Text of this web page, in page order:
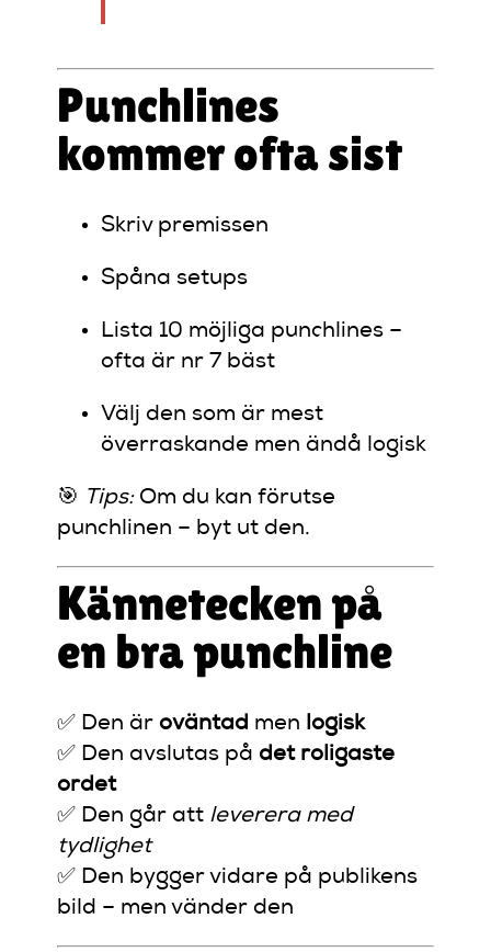
Punchlines
kommer ofta sist
Skriv premissen
Spåna setups
Lista 10 möjliga punchlines –
ofta är nr 7 bäst
Välj den som är mest
överraskande men ändå logisk
🎯 Tips:Om du kan förutse
punchlinen – byt ut den.
Kännetecken på
en bra punchline
✅ Den äroväntad men logisk
✅ Den avslutas på det roligaste
ordet
✅ Den går att leverera med
tydlighet
✅ Den bygger vidare på publikens
bild – men vänder den